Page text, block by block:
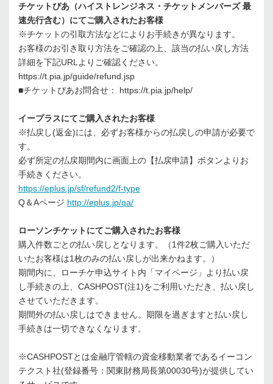
チケットぴあ（ハイストレンジネス・チケットメンバーズ 最
速先行含む）にてご購入されたお客様
※チケットの引取方法などによりお手続きが異なります。
お客様のお引き取り方法をご確認の上、該当の払い戻し方法
詳細を下記URLよりご確認ください。
https://t.pia.jp/guide/refund.jsp
■チケットぴあお問合せ： https://t.pia.jp/help/
イープラスにてご購入されたお客様
※払戻し(返金)には、必ずお客様からの払戻しの申請が必要で
す。
必ず所定の払戻期間内に画面上の【払戻申請】ボタンよりお
手続きください。
https://eplus.jp/sf/refund2/f-type
Q＆Aページ http://eplus.jp/qa/
ローソンチケットにてご購入されたお客様
購入件数ごとの払い戻しとなります。（1件2枚ご購入いただ
いたお客様は1枚のみの払い戻しが出来かねます。）
期間内に、ローチケ申込サイト内「マイページ」より払い戻
し手続きの上、CASHPOST(注1)をご利用いただき、払い戻し
させていただきます。
期間外の払い戻しはできません。期限を過ぎますと払い戻し
手続きは一切できなくなります。
※CASHPOSTとは金融庁管轄の資金移動業者であるイーコン
テクスト社(登録番号：関東財務局長第00030号)が提供してい